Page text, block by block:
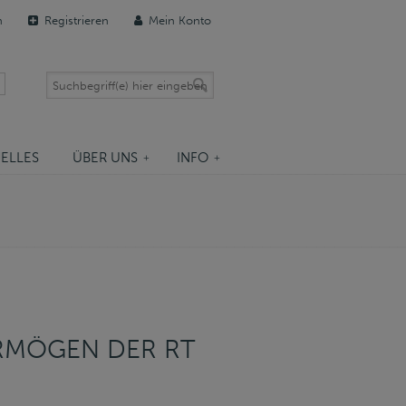
Registrieren Mein Konto
ÜBER UNS INFO
DER RT